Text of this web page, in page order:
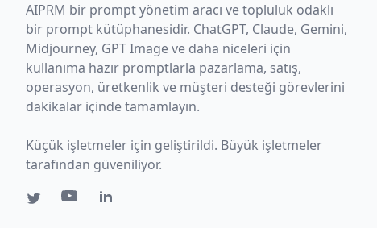
AIPRM bir prompt yönetim aracı ve topluluk odaklı
bir prompt kütüphanesidir. ChatGPT, Claude, Gemini,
Midjourney, GPT Image ve daha niceleri için
kullanıma hazır promptlarla pazarlama, satış,
operasyon, üretkenlik ve müşteri desteği görevlerini
dakikalar içinde tamamlayın.
Küçük işletmeler için geliştirildi. Büyük işletmeler
tarafından güveniliyor.